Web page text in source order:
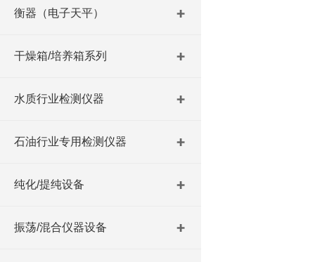
衡器（电子天平）
干燥箱/培养箱系列
水质行业检测仪器
石油行业专用检测仪器
纯化/提纯设备
振荡/混合仪器设备